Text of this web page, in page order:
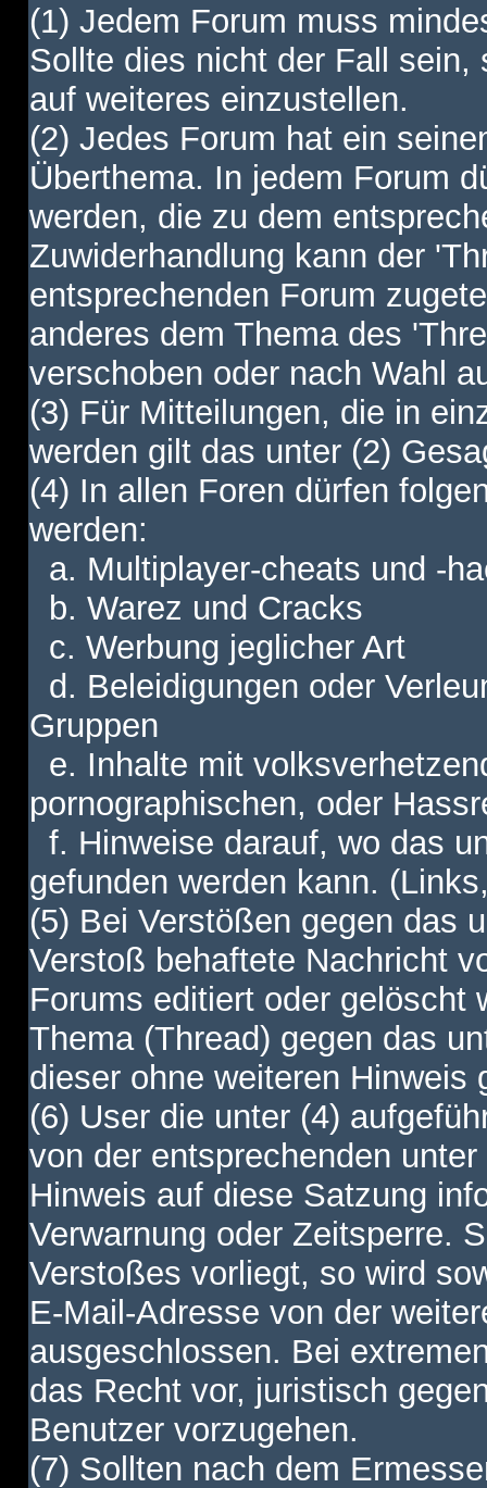
(1) Jedem Forum muss
Sollte dies nicht der Fall
auf weiteres einzustellen.
(2) Jedes Forum hat ein
Überthema. In jedem Forum
werden, die zu dem
Zuwiderhandlung kann der
entsprechenden Forum
anderes dem Thema des
verschoben oder nach Wahl
(3) Für Mitteilungen, die in
werden gilt das unter (2)
(4) In allen Foren dürfen
werden:
a. Multiplayer-cheats und -
b. Warez und Cracks
c. Werbung jeglicher Art
d. Beleidigungen oder
Gruppen
e. Inhalte mit
pornographischen, oder
f. Hinweise darauf, wo das
gefunden werden kann.
(5) Bei Verstößen gegen das
Verstoß behaftete Nachricht
Forums editiert oder gelöscht
Thema (Thread) gegen das
dieser ohne weiteren Hinweis
(6) User die unter (4)
von der entsprechenden
Hinweis auf diese Satzung
Verwarnung oder Zeitsperre.
Verstoßes vorliegt, so wird
E-Mail-Adresse von der
ausgeschlossen. Bei
das Recht vor, juristisch
Benutzer vorzugehen.
(7) Sollten nach dem